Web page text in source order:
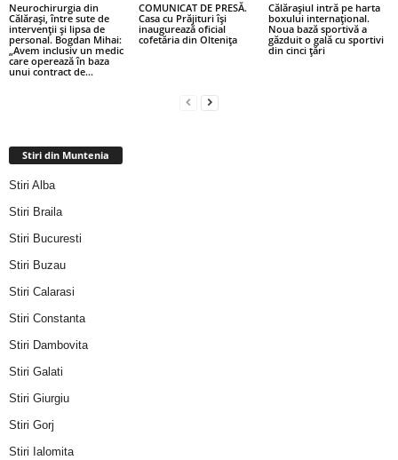
Neurochirurgia din
Călărași, între sute de
intervenții și lipsa de
personal. Bogdan Mihai:
„Avem inclusiv un medic
care operează în baza
unui contract de...
COMUNICAT DE PRESĂ.
Casa cu Prăjituri își
inaugurează oficial
cofetăria din Oltenița
Călărașiul intră pe harta
boxului internațional.
Noua bază sportivă a
găzduit o gală cu sportivi
din cinci țări
Stiri din Muntenia
Stiri Alba
Stiri Braila
Stiri Bucuresti
Stiri Buzau
Stiri Calarasi
Stiri Constanta
Stiri Dambovita
Stiri Galati
Stiri Giurgiu
Stiri Gorj
Stiri Ialomita